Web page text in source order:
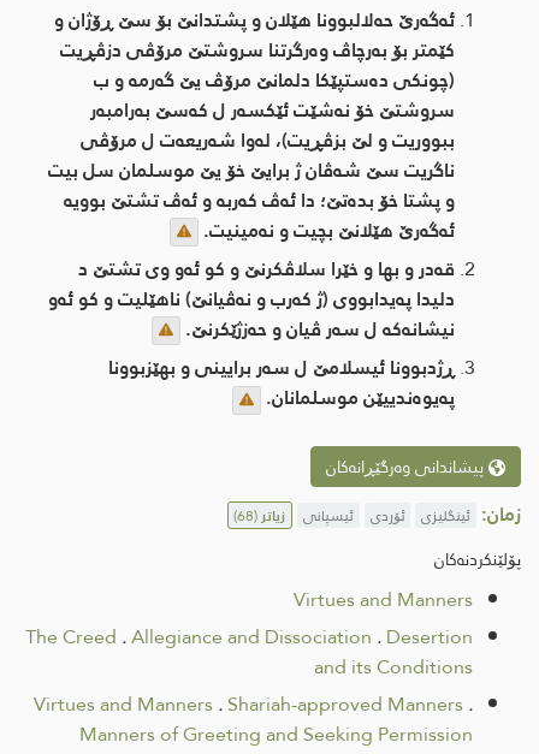
ئه‌گه‌رێ حه‌لالبوونا هێلان و پشتدانێ بۆ سێ ڕۆژان و
كێمتر بۆ به‌رچاڤ وه‌رگرتنا سروشتێ مرۆڤی دزڤڕیت
(چونكی ده‌ستپێكا دلمانێ مرۆڤ یێ گه‌رمه‌ و ب
سروشتێ خۆ نه‌شێت ئێكسه‌ر ل كه‌سێ به‌رامبه‌ر
ببووریت و لێ بزڤڕیت)، له‌وا شه‌ریعه‌ت ل مرۆڤی
ناگریت سێ شه‌ڤان ژ برایێ خۆ یێ موسلمان سل بیت
و پشتا خۆ بده‌تێ؛ دا ئه‌ڤ كه‌ربه‌ و ئه‌ڤ تشتێ بوویه‌
ئه‌گه‌رێ هێلانێ بچیت و نه‌مینیت.
قه‌در و بها و خێرا سلاڤكرنێ و كو ئه‌و وی تشتێ د
دلیدا په‌یدابووی (ژ كه‌رب و نه‌ڤیانێ) ناهێلیت و كو ئه‌و
نیشانه‌كه‌ ل سه‌ر ڤیان و حه‌زژێكرنێ.
ڕژدبوونا ئیسلامێ ل سه‌ر برایینی و بهێزبوونا
په‌یوه‌ندییێن موسلمانان.
پیشاندانی وەرگێڕانەکان
زمان: ئینگلیزی ئۆردی ئیسپانی زیاتر(68)
پۆلێنکردنەکان
Virtues and Manners
The Creed .Allegiance and Dissociation .Desertion
and its Conditions
Virtues and Manners.Shariah-approved Manners.
Manners of Greeting and Seeking Permission